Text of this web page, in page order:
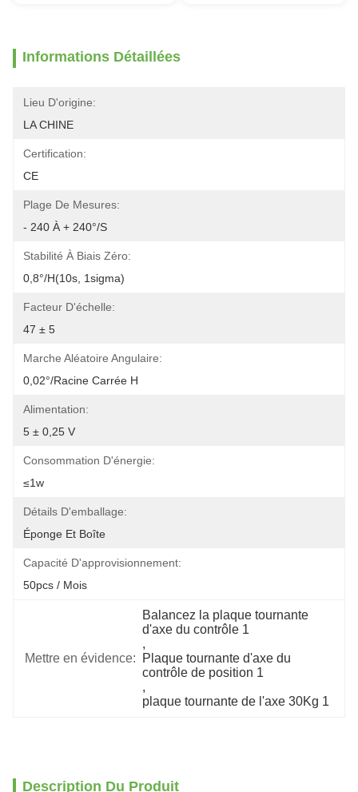
Informations Détaillées
Lieu D'origine:
LA CHINE
Certification:
CE
Plage De Mesures:
- 240 À + 240°/s
Stabilité À Biais Zéro:
0,8°/h(10s, 1sigma)
Facteur D'échelle:
47 ± 5
Marche Aléatoire Angulaire:
0,02°/racine Carrée H
Alimentation:
5 ± 0,25 V
Consommation D'énergie:
≤1w
Détails D'emballage:
Éponge Et Boîte
Capacité D'approvisionnement:
50pcs / Mois
Mettre en évidence:
Balancez la plaque tournante
d'axe du contrôle 1
,
Plaque tournante d'axe du
contrôle de position 1
,
plaque tournante de l'axe 30Kg 1
Description Du Produit